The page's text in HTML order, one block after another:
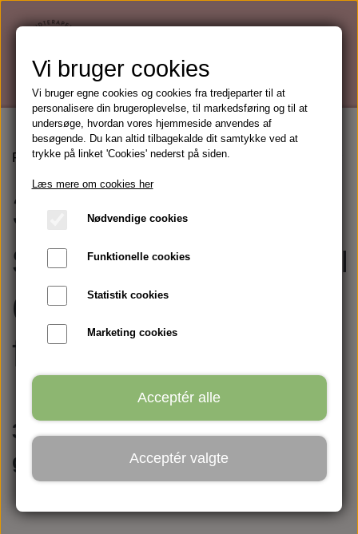
Forside Beautybloggen 3 små skønhedsbehandlinger
3 små
der gør en stor
forskel
3 små skønhedsbehandliger der
gør en stor forskel
Vi bruger cookies
Vi bruger egne cookies og cookies fra tredjeparter til at
personalisere din brugeroplevelse, til markedsføring og til at
undersøge, hvordan vores hjemmeside anvendes af
besøgende. Du kan altid tilbagekalde dit samtykke ved at
trykke på linket 'Cookies' nederst på siden.
Læs mere om cookies her
Nødvendige cookies
Funktionelle cookies
Statistik cookies
Marketing cookies
Acceptér alle
Acceptér valgte